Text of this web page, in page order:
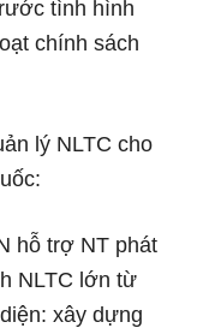
tình hình
chính sách
lý NLTC cho
hỗ trợ NT phát
NLTC lớn từ
xây dựng